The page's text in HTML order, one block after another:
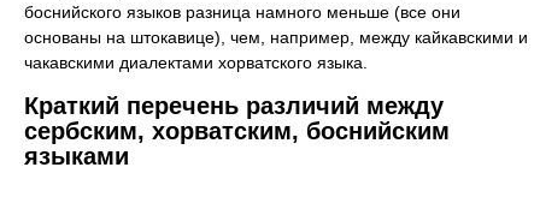
боснийского языков разница намного меньше (все они
основаны на штокавице), чем, например, между кайкавскими и
чакавскими диалектами хорватского языка.
Краткий перечень различий между
сербским, хорватским, боснийским
языками